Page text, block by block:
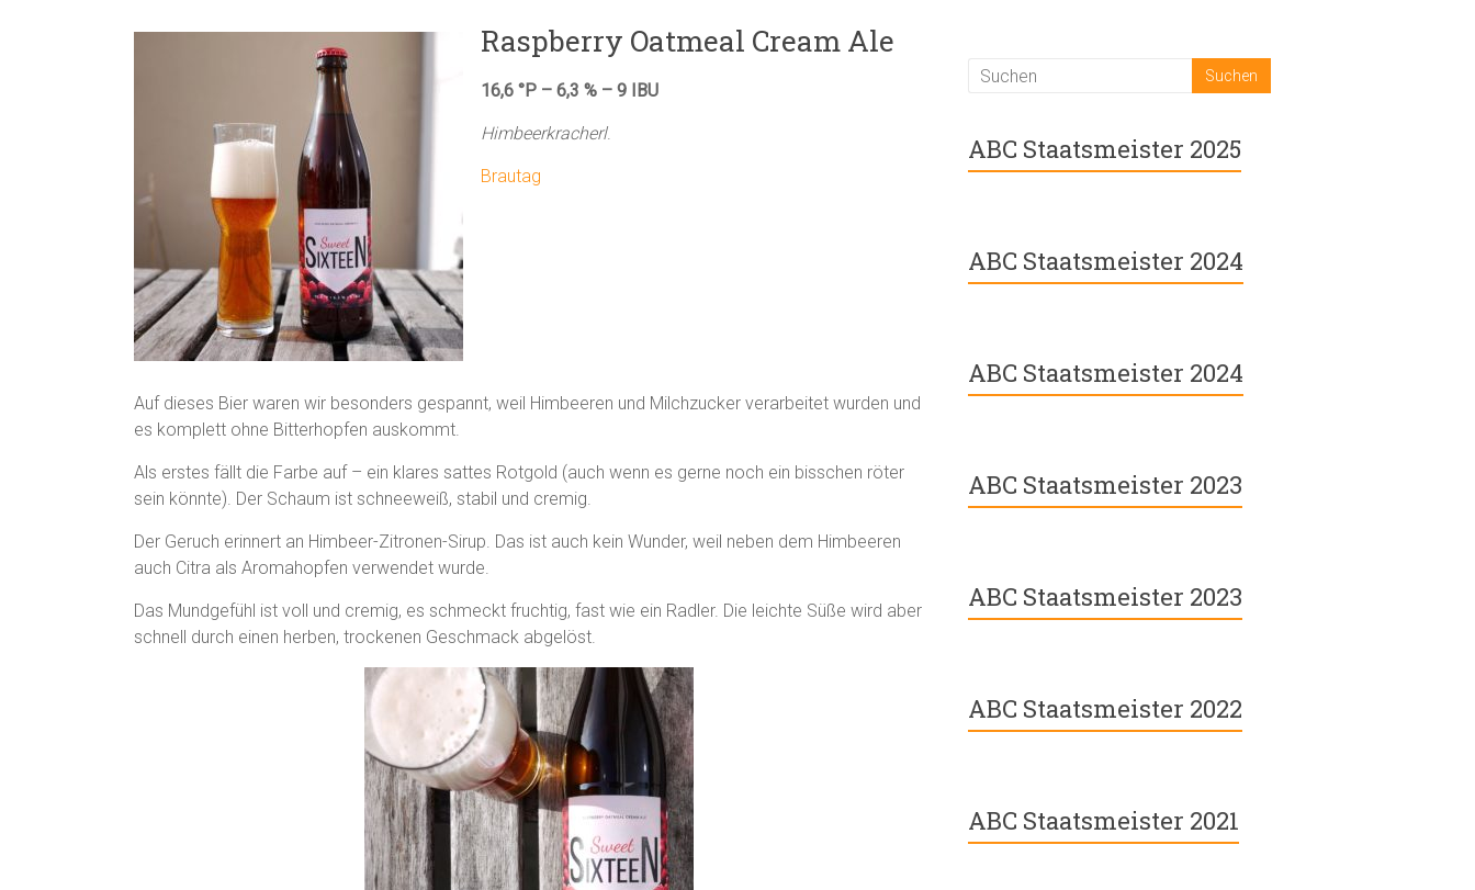
Raspberry Oatmeal Cream Ale
16,6 °P – 6,3 % – 9 IBU
Himbeerkracherl.
Brautag
Auf dieses Bier waren wir besonders gespannt, weil Himbeeren und Milchzucker verarbeitet wurden und
es komplett ohne Bitterhopfen auskommt.
Als erstes fällt die Farbe auf – ein klares sattes Rotgold (auch wenn es gerne noch ein bisschen röter
sein könnte). Der Schaum ist schneeweiß, stabil und cremig.
Der Geruch erinnert an Himbeer-Zitronen-Sirup. Das ist auch kein Wunder, weil neben dem Himbeeren
auch Citra als Aromahopfen verwendet wurde.
Das Mundgefühl ist voll und cremig, es schmeckt fruchtig, fast wie ein Radler. Die leichte Süße wird aber
schnell durch einen herben, trockenen Geschmack abgelöst.
ABC Staatsmeister 2025
ABC Staatsmeister 2024
ABC Staatsmeister 2024
ABC Staatsmeister 2023
ABC Staatsmeister 2023
ABC Staatsmeister 2022
ABC Staatsmeister 2021